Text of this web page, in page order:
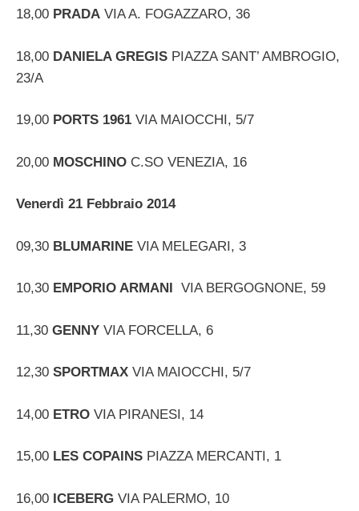
18,00 PRADA VIA A. FOGAZZARO, 36
18,00 DANIELA GREGIS PIAZZA SANT’ AMBROGIO,
23/A
19,00 PORTS 1961 VIA MAIOCCHI, 5/7
20,00 MOSCHINO C.SO VENEZIA, 16
Venerdì 21 Febbraio 2014
09,30 BLUMARINE VIA MELEGARI, 3
10,30 EMPORIO ARMANI VIA BERGOGNONE, 59
11,30 GENNY VIA FORCELLA, 6
12,30 SPORTMAX VIA MAIOCCHI, 5/7
14,00 ETRO VIA PIRANESI, 14
15,00 LES COPAINS PIAZZA MERCANTI, 1
16,00 ICEBERG VIA PALERMO, 10